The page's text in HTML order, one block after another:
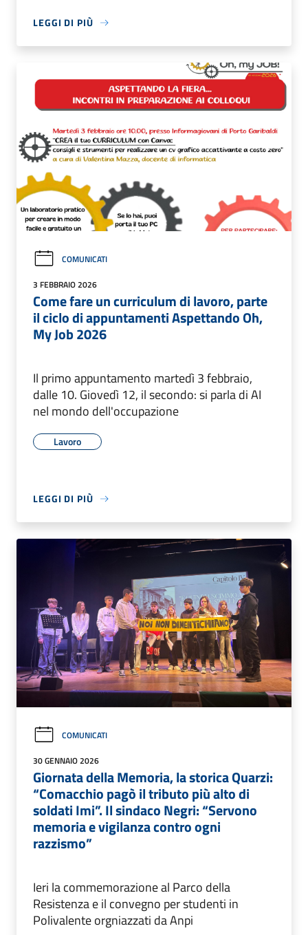
LEGGI DI PIÙ
COMUNICATI
3 FEBBRAIO 2026
Come fare un curriculum di lavoro, parte
il ciclo di appuntamenti Aspettando Oh,
My Job 2026
Il primo appuntamento martedì 3 febbraio,
dalle 10. Giovedì 12, il secondo: si parla di AI
nel mondo dell'occupazione
Lavoro
LEGGI DI PIÙ
COMUNICATI
30 GENNAIO 2026
Giornata della Memoria, la storica Quarzi:
“Comacchio pagò il tributo più alto di
soldati Imi”. Il sindaco Negri: “Servono
memoria e vigilanza contro ogni
razzismo”
Ieri la commemorazione al Parco della
Resistenza e il convegno per studenti in
Polivalente orgniazzati da Anpi